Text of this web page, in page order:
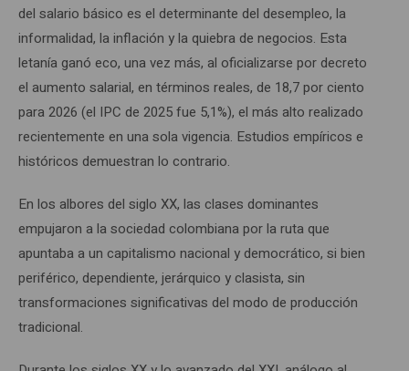
del salario básico es el determinante del desempleo, la
informalidad, la inflación y la quiebra de negocios. Esta
letanía ganó eco, una vez más, al oficializarse por decreto
el aumento salarial, en términos reales, de 18,7 por ciento
para 2026 (el IPC de 2025 fue 5,1%), el más alto realizado
recientemente en una sola vigencia. Estudios empíricos e
históricos demuestran lo contrario.
En los albores del siglo XX, las clases dominantes
empujaron a la sociedad colombiana por la ruta que
apuntaba a un capitalismo nacional y democrático, si bien
periférico, dependiente, jerárquico y clasista, sin
transformaciones significativas del modo de producción
tradicional.